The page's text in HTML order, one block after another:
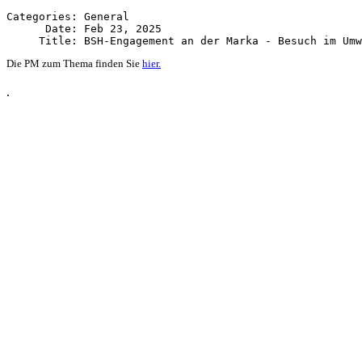
Categories: General
      Date: Feb 23, 2025
Die PM zum Thema finden Sie hier.
.